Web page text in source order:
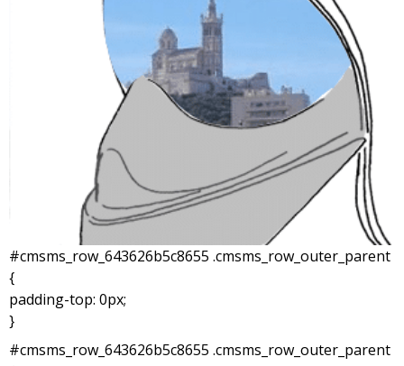
#cmsms_row_643626b5c8655 .cmsms_row_outer_parent
{
padding-top: 0px;
}
#cmsms_row_643626b5c8655 .cmsms_row_outer_parent